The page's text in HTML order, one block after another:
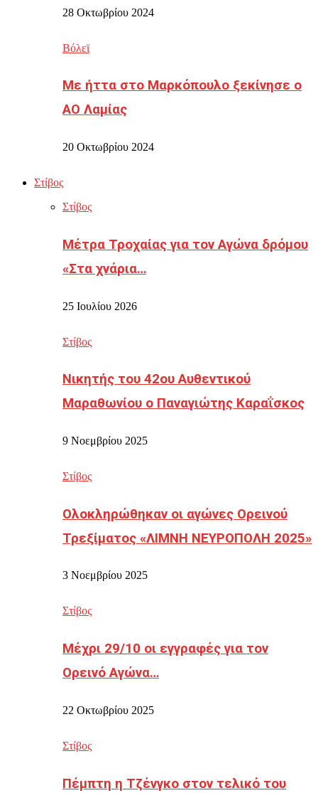
28 Οκτωβρίου 2024
Βόλεϊ
Με ήττα στο Μαρκόπουλο ξεκίνησε ο
ΑΟ Λαμίας
20 Οκτωβρίου 2024
Στίβος
Στίβος
Μέτρα Τροχαίας για τον Αγώνα δρόμου
«Στα χνάρια…
25 Ιουλίου 2026
Στίβος
Νικητής του 42ου Αυθεντικού
Μαραθωνίου ο Παναγιώτης Καραΐσκος
9 Νοεμβρίου 2025
Στίβος
Ολοκληρώθηκαν οι αγώνες Ορεινού
Τρεξίματος «ΛΙΜΝΗ ΝΕΥΡΟΠΟΛΗ 2025»
3 Νοεμβρίου 2025
Στίβος
Μέχρι 29/10 οι εγγραφές για τον
Ορεινό Αγώνα…
22 Οκτωβρίου 2025
Στίβος
Πέμπτη η Τζένγκο στον τελικό του